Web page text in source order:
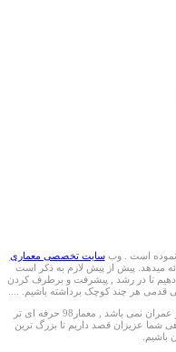
نموده است . وبسایت تخصصی معماری
میدهد. پیش از پیش لازم به ذکر است
دهیم تا در رشد , پیشرفت و برطرف کردن
قدمی هر چند کوچک برداشته باشیم. ....
هدف ما فعالیت همچون سایر وب سایت های معماری و عمران نمی باشد , معمار98 حرفه ای تر
همت و پشتکار تیم معماری 98 و همراهی شما عزیزان قصد داریم تا بزرگ ترین